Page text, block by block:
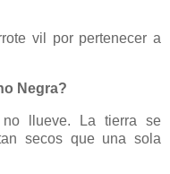
vil por pertenecer a
Negra?
llueve. La tierra se
secos que una sola